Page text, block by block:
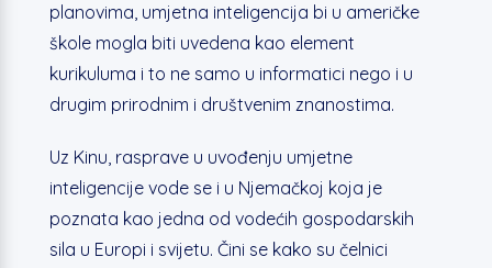
planovima, umjetna inteligencija bi u američke
škole mogla biti uvedena kao element
kurikuluma i to ne samo u informatici nego i u
drugim prirodnim i društvenim znanostima.
Uz Kinu, rasprave u uvođenju umjetne
inteligencije vode se i u Njemačkoj koja je
poznata kao jedna od vodećih gospodarskih
sila u Europi i svijetu. Čini se kako su čelnici